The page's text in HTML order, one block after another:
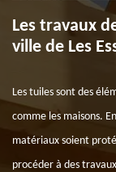
Les travaux
ville de Les
Les tuiles sont des
comme les maisons.
matériaux soient
procéder à des